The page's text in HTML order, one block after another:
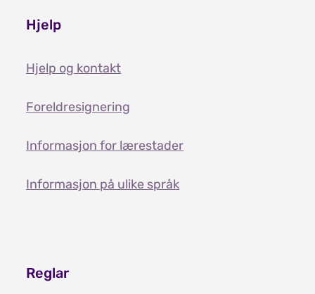
Hjelp
Hjelp og kontakt
Foreldresignering
Informasjon for lærestader
Informasjon på ulike språk
Reglar